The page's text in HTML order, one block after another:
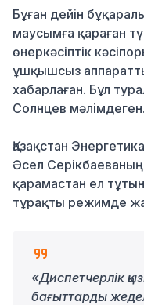
Бұған дейін
маусымға қараған
өнеркәсіптік
ұшқышсыз
хабарлаған. Бұл
Солнцев мәлімдеген.
Қазақстан
Әсел
қарамастан ел
тұрақты режимде
«Диспетчерлік
бағыттарды